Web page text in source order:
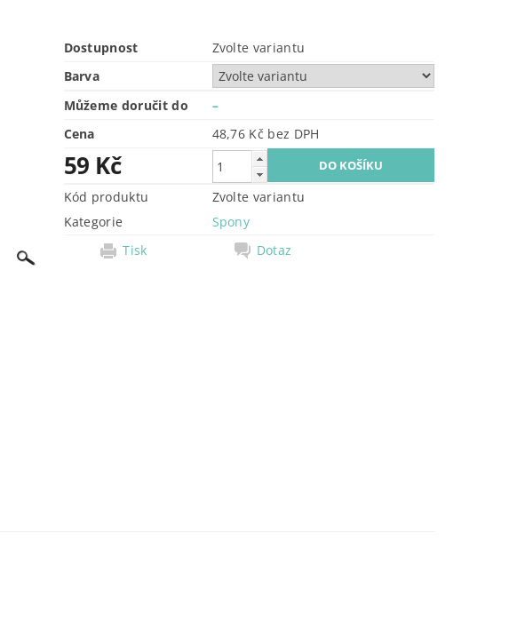
Dostupnost
Zvolte variantu
Barva
Můžeme doručit do
–
Cena
48,76 Kč bez DPH
59 Kč
Kód produktu
Zvolte variantu
Kategorie
Spony
Tisk
Dotaz